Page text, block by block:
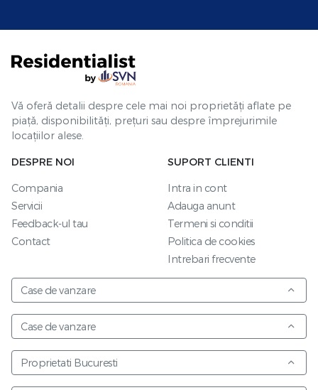
Vă oferă detalii despre cele mai noi proprietăți aflate pe
piață, disponibilități, prețuri sau despre împrejurimile
locațiilor alese.
DESPRE NOI
Compania
Servicii
Feedback-ul tau
Contact
SUPORT CLIENTI
Intra in cont
Adauga anunt
Termeni si conditii
Politica de cookies
Intrebari frecvente
Case de vanzare
Case de vanzare
Proprietati Bucuresti